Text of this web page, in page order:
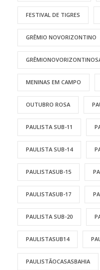
FESTIVAL DE TIGRES
GRÊMIO NOVORIZONTINO
MENINAS EM CAMPO
OUTUBRO ROSA
PAULISTA SUB-11
PAULISTA SUB-14
PAULISTASUB-15
PAULISTASUB-17
PAULISTA SUB-20
PAULISTASUB14
PAULISTÃOCASASBAHIA